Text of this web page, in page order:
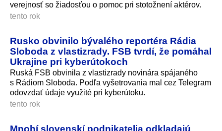
verejnosť so žiadosťou o pomoc pri stotožnení aktérov.
tento rok
Rusko obvinilo bývalého reportéra Rádia
Sloboda z vlastizrady. FSB tvrdí, že pomáhal
Ukrajine pri kyberútokoch
Ruská FSB obvinila z vlastizrady novinára spájaného
s Rádiom Sloboda. Podľa vyšetrovania mal cez Telegram
odovzdať údaje využité pri kyberútoku.
tento rok
Mnohí slovenskí podnikatelia odkladajú